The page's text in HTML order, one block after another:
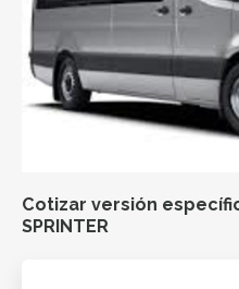
Cotizar versión
SPRINTER